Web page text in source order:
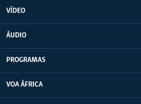
VÍDEO
ÁUDIO
PROGRAMAS
VOA ÁFRICA